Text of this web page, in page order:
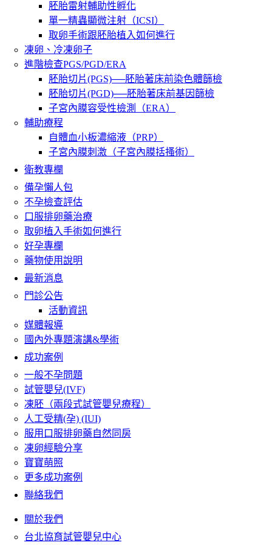
胚胎雷射輔助性孵化
單一精蟲顯微注射（ICSI）
取卵手術跟胚胎植入如何進行
凍卵、冷凍卵子
進階檢查PGS/PGD/ERA
胚胎切片(PGS)──胚胎著床前染色體篩檢
胚胎切片(PGD)──胚胎著床前基因篩檢
子宮內膜容受性檢測（ERA）
輔助療程
自體血小板濃縮液（PRP）
子宮內膜刺激（子宮內膜括搔術）
衛教專欄
備孕懶人包
不孕檢查評估
口服排卵藥治療
取卵植入手術如何進行
好孕專欄
藥物使用說明
最新消息
門診公告
活動資訊
媒體報導
國內外專題演講&學術
成功案例
一般不孕問題
試管嬰兒(IVF)
凍胚（兩段式試管嬰兒療程）
人工受精(孕) (IUI)
服用口服排卵藥自然同房
凍卵經驗分享
寶寶萌照
更多成功案例
聯絡我們
關於我們
台北協育試管嬰兒中心